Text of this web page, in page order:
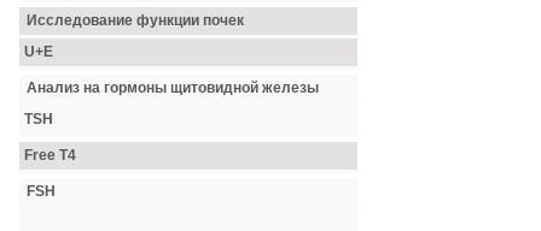
Исследование функции почек
U+E
Анализ на гормоны щитовидной железы
TSH
Free T4
FSH